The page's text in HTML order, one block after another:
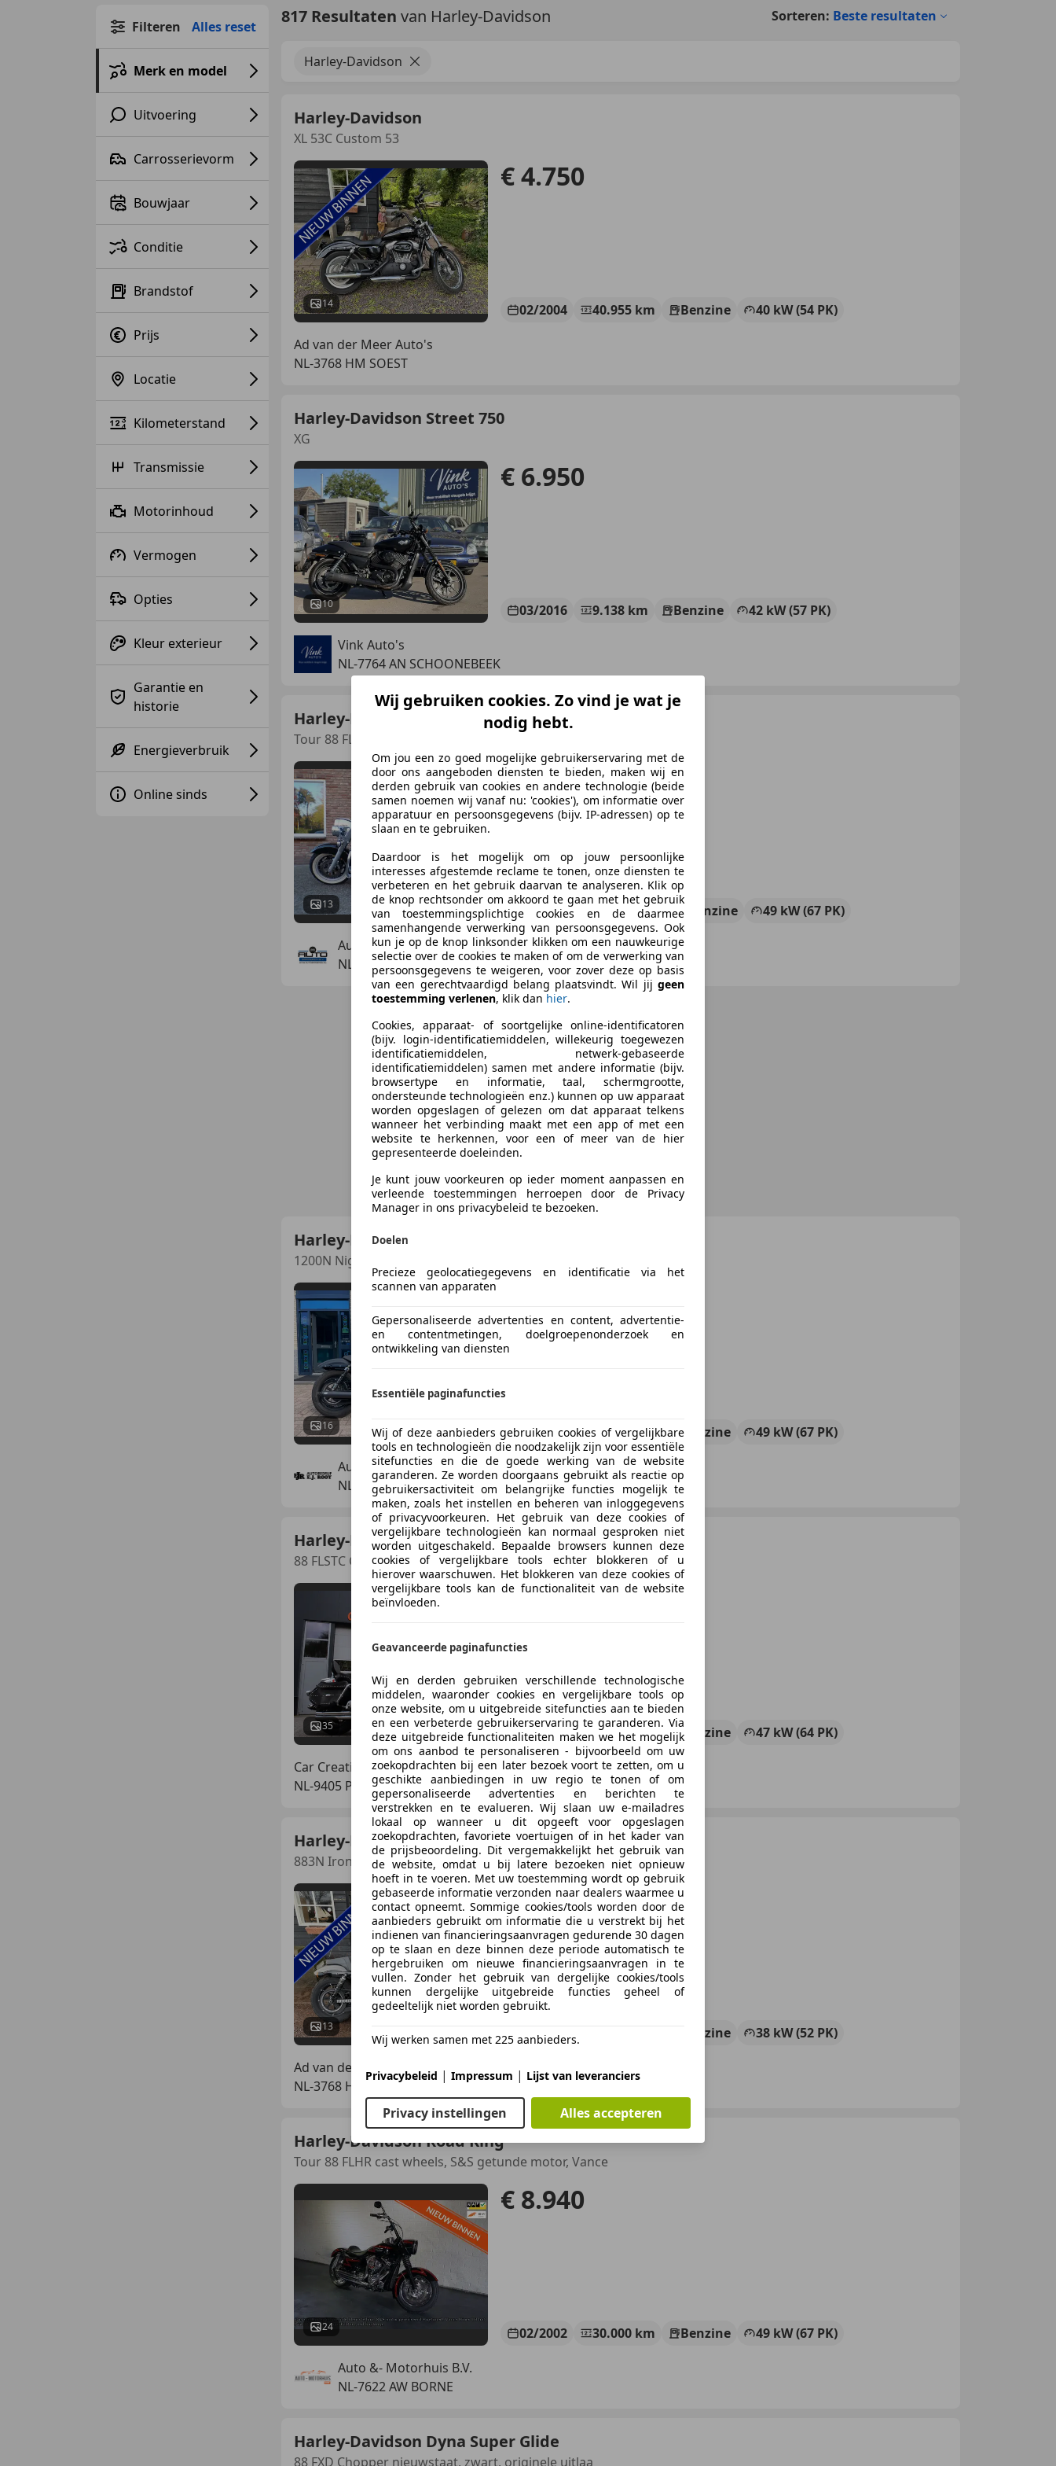
Filteren Alles reset
Merk en model
Uitvoering
Carrosserievorm
Bouwjaar
Conditie
Brandstof
Prijs
Locatie
Kilometerstand
Transmissie
Motorinhoud
Vermogen
Opties
Kleur exterieur
Garantie en
historie
Energieverbruik
Online sinds
817 Resultaten van Harley-Davidson Sorteren: Beste resultaten
Harley-Davidson
Harley-Davidson
XL 53C Custom 53
14
€ 4.750
02/2004 40.955 km Benzine
40 kW (54 PK)
Ad van der Meer Auto's
NL-3768 HM SOEST
Harley-Davidson Street 750
XG
10
€ 6.950
03/2016 9.138 km Benzine
42 kW (57 PK)
Vink Auto's
NL-7764 AN SCHOONEBEEK
Harley-Davidson Road King
Tour 88 FLHR cast wheels
13
€ 7.950
03/2002 155.392 km Benzine
49 kW (67 PK)
Auto Garderen B.V.
NL-3886 PD GARDEREN
Harley-Davidson XL 1200
1200N Nightster - NL motor
16 01/2012 20.770 km Benzine
49 kW (67 PK)
Autobedrijf E.J. Rooy
NL-2921 LA KRIMPEN AAN DEN IJSSEL
Harley-Davidson Heritage
88 FLSTC Classic 100th Anniversary
35
€ 8.650
01/2003 74.118 km Benzine
47 kW (64 PK)
Car Creations
NL-9405 PS ASSEN
Harley-Davidson Sportster XL 883
883N Iron STAGE.2|TBR|ARLEN.NESS
13
€ 8.900
09/2017 Benzine
38 kW (52 PK)
Ad van der Meer Auto's
NL-3768 HM SOEST
Harley-Davidson Road King
Tour 88 FLHR cast wheels, S&S getunde motor, Vance
24
€ 8.940
02/2002 30.000 km Benzine
49 kW (67 PK)
Auto &- Motorhuis B.V.
NL-7622 AW BORNE
Harley-Davidson Dyna Super Glide
88 FXD Chopper nieuwstaat, zwart, originele uitlaa
Wij gebruiken cookies. Zo vind je wat je
nodig hebt.
Om jou een zo goed mogelijke gebruikerservaring met de
door ons aangeboden diensten te bieden, maken wij en
derden gebruik van cookies en andere technologie (beide
samen noemen wij vanaf nu: 'cookies'), om informatie over
apparatuur en persoonsgegevens (bijv. IP-adressen) op te
slaan en te gebruiken.
Daardoor is het mogelijk om op jouw persoonlijke
interesses afgestemde reclame te tonen, onze diensten te
verbeteren en het gebruik daarvan te analyseren. Klik op
de knop rechtsonder om akkoord te gaan met het gebruik
van toestemmingsplichtige cookies en de daarmee
samenhangende verwerking van persoonsgegevens. Ook
kun je op de knop linksonder klikken om een nauwkeurige
selectie over de cookies te maken of om de verwerking van
persoonsgegevens te weigeren, voor zover deze op basis
van een gerechtvaardigd belang plaatsvindt. Wil jij geen
toestemming verlenen, klik dan hier.
Cookies, apparaat- of soortgelijke online-identificatoren
(bijv. login-identificatiemiddelen, willekeurig toegewezen
identificatiemiddelen, netwerk-gebaseerde
identificatiemiddelen) samen met andere informatie (bijv.
browsertype en informatie, taal, schermgrootte,
ondersteunde technologieën enz.) kunnen op uw apparaat
worden opgeslagen of gelezen om dat apparaat telkens
wanneer het verbinding maakt met een app of met een
website te herkennen, voor een of meer van de hier
gepresenteerde doeleinden.
Je kunt jouw voorkeuren op ieder moment aanpassen en
verleende toestemmingen herroepen door de Privacy
Manager in ons privacybeleid te bezoeken.
Doelen
Precieze geolocatiegegevens en identificatie via het
scannen van apparaten
Gepersonaliseerde advertenties en content, advertentie-
en contentmetingen, doelgroepenonderzoek en
ontwikkeling van diensten
Essentiële paginafuncties
Wij of deze aanbieders gebruiken cookies of vergelijkbare
tools en technologieën die noodzakelijk zijn voor essentiële
sitefuncties en die de goede werking van de website
garanderen. Ze worden doorgaans gebruikt als reactie op
gebruikersactiviteit om belangrijke functies mogelijk te
maken, zoals het instellen en beheren van inloggegevens
of privacyvoorkeuren. Het gebruik van deze cookies of
vergelijkbare technologieën kan normaal gesproken niet
worden uitgeschakeld. Bepaalde browsers kunnen deze
cookies of vergelijkbare tools echter blokkeren of u
hierover waarschuwen. Het blokkeren van deze cookies of
vergelijkbare tools kan de functionaliteit van de website
beïnvloeden.
Geavanceerde paginafuncties
Wij en derden gebruiken verschillende technologische
middelen, waaronder cookies en vergelijkbare tools op
onze website, om u uitgebreide sitefuncties aan te bieden
en een verbeterde gebruikerservaring te garanderen. Via
deze uitgebreide functionaliteiten maken we het mogelijk
om ons aanbod te personaliseren - bijvoorbeeld om uw
zoekopdrachten bij een later bezoek voort te zetten, om u
geschikte aanbiedingen in uw regio te tonen of om
gepersonaliseerde advertenties en berichten te
verstrekken en te evalueren. Wij slaan uw e-mailadres
lokaal op wanneer u dit opgeeft voor opgeslagen
zoekopdrachten, favoriete voertuigen of in het kader van
de prijsbeoordeling. Dit vergemakkelijkt het gebruik van
de website, omdat u bij latere bezoeken niet opnieuw
hoeft in te voeren. Met uw toestemming wordt op gebruik
gebaseerde informatie verzonden naar dealers waarmee u
contact opneemt. Sommige cookies/tools worden door de
aanbieders gebruikt om informatie die u verstrekt bij het
indienen van financieringsaanvragen gedurende 30 dagen
op te slaan en deze binnen deze periode automatisch te
hergebruiken om nieuwe financieringsaanvragen in te
vullen. Zonder het gebruik van dergelijke cookies/tools
kunnen dergelijke uitgebreide functies geheel of
gedeeltelijk niet worden gebruikt.
Wij werken samen met 225 aanbieders.
Privacybeleid | Impressum | Lijst van leveranciers
Privacy instellingen Alles accepteren